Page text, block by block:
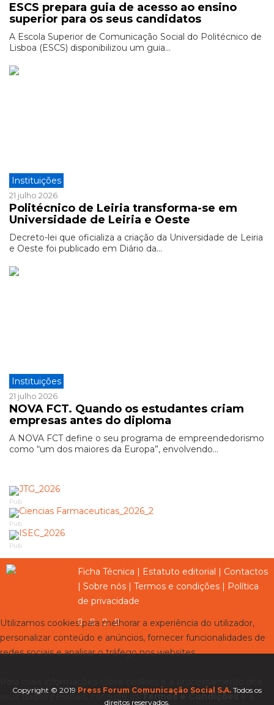
ESCS prepara guia de acesso ao ensino
superior para os seus candidatos
A Escola Superior de Comunicação Social do Politécnico de
Lisboa (ESCS) disponibilizou um guia...
Instituições
21 julho 2026
Politécnico de Leiria transforma-se em
Universidade de Leiria e Oeste
Decreto-lei que oficializa a criação da Universidade de Leiria
e Oeste foi publicado em Diário da...
Instituições
21 julho 2026
NOVA FCT. Quando os estudantes criam
empresas antes do diploma
A NOVA FCT define o seu programa de empreendedorismo
como “um dos maiores da Europa”, envolvendo...
Pub
Pub
Pub
Ficha Técnica | Estatuto editorial | Contactos
| Sobre nós | Termos e condições | Política
de privacidade
Copyright © 2019 Press Forum Comunicação Social S.A. Todos os
direitos reservados.
Utilizamos cookies para melhorar a experiência do utilizador,
personalizar conteúdo e anúncios, fornecer funcionalidades de
redes sociais e analisar o tráfego nos websites.
seus dados pessoais, consulte osTermos e Condiçõese a